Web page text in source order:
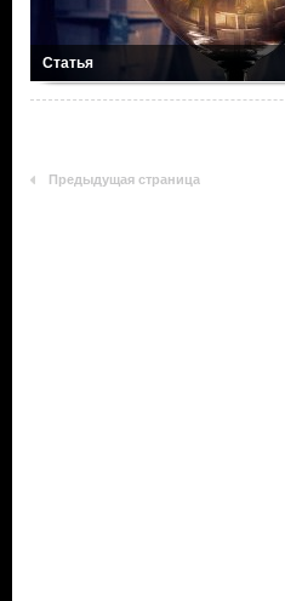
Статья
Предыдущая страница